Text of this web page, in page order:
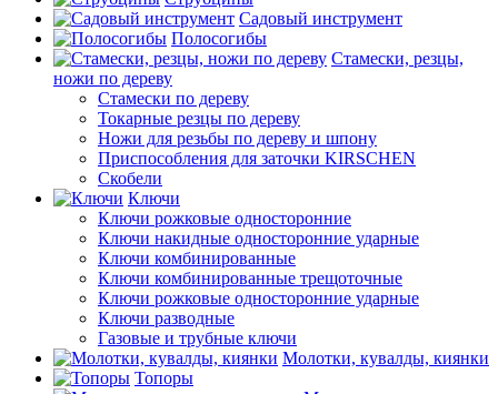
Садовый инструмент
Полосогибы
Стамески, резцы,
ножи по дереву
Стамески по дереву
Токарные резцы по дереву
Ножи для резьбы по дереву и шпону
Приспособления для заточки KIRSCHEN
Скобели
Ключи
Ключи рожковые односторонние
Ключи накидные односторонние ударные
Ключи комбинированные
Ключи комбинированные трещоточные
Ключи рожковые односторонние ударные
Ключи разводные
Газовые и трубные ключи
Молотки, кувалды, киянки
Топоры